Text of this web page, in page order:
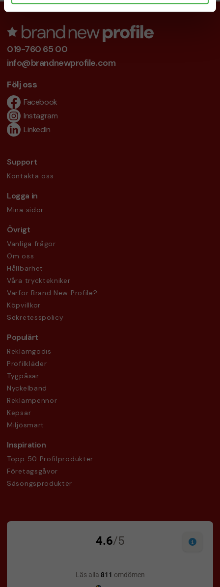
019-760 65 00
info@brandnewprofile.com
Följ oss
Facebook
Instagram
LinkedIn
Support
Kontakta oss
Logga in
Mina sidor
Övrigt
Vanliga frågor
Om oss
Hållbarhet
Våra trycktekniker
Varför Brand New Profile?
Köpvillkor
Sekretesspolicy
Populärt
Reklamgodis
Profilkläder
Tygpåsar
Nyckelband
Reklampennor
Kepsar
Miljösmart
Inspiration
Topp 50 Profilprodukter
Företagsgåvor
Säsongsprodukter